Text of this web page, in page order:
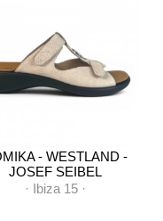
- WESTLAND -
JOSEF SEIBEL
· Ibiza 15·